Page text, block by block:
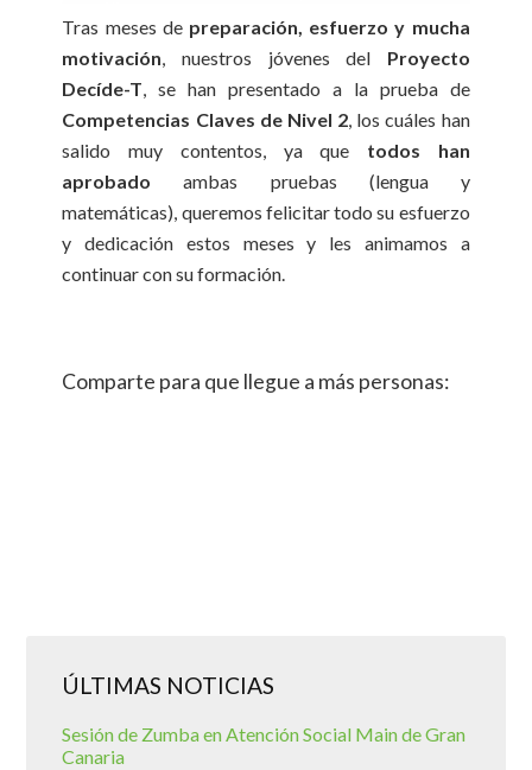
Tras meses de preparación, esfuerzo y mucha
motivación, nuestros jóvenes del Proyecto
Decíde-T, se han presentado a la prueba de
Competencias Claves de Nivel 2, los cuáles han
salido muy contentos, ya que todos han
aprobado ambas pruebas (lengua y
matemáticas), queremos felicitar todo su esfuerzo
y dedicación estos meses y les animamos a
continuar con su formación.
Comparte para que llegue a más personas:
ÚLTIMAS NOTICIAS
Sesión de Zumba en Atención Social Main de Gran
Canaria